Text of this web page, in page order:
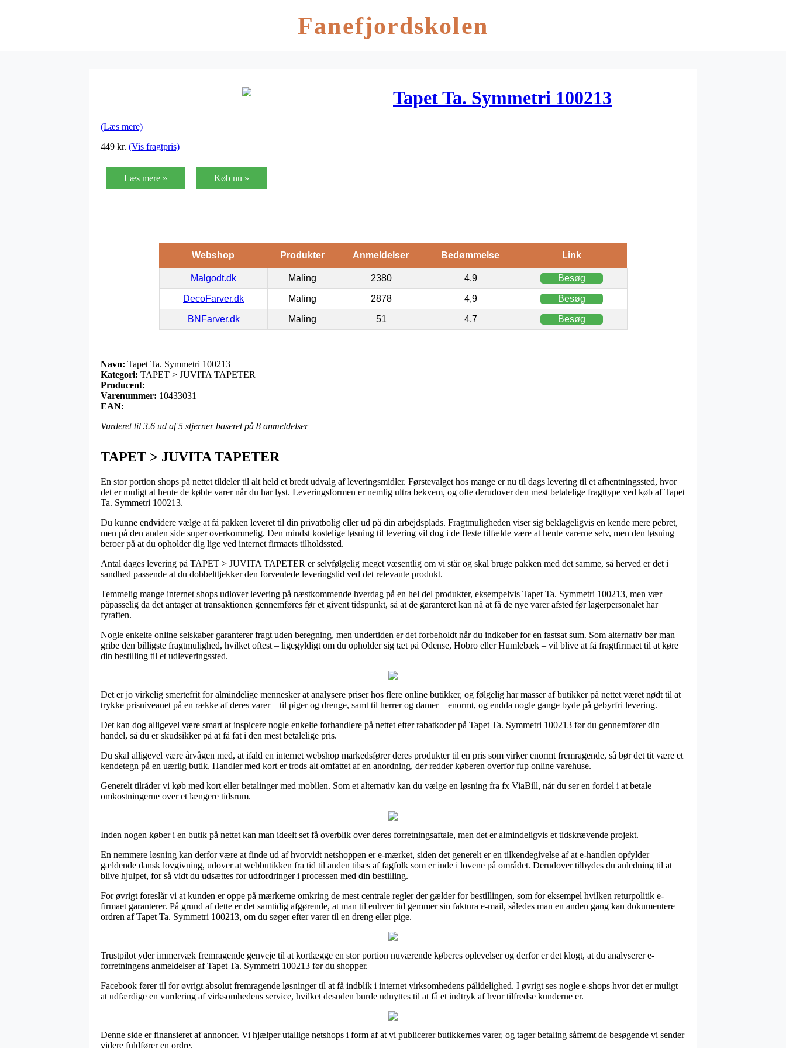
Fanefjordskolen
Tapet Ta. Symmetri 100213
(Læs mere)
449 kr. (Vis fragtpris)
Læs mere » Køb nu »
Webshop Produkter Anmeldelser Bedømmelse Link
Malgodt.dk Maling 2380 4,9 Besøg
DecoFarver.dk Maling 2878 4,9 Besøg
BNFarver.dk Maling 51 4,7 Besøg
Navn: Tapet Ta. Symmetri 100213
Kategori: TAPET > JUVITA TAPETER
Producent:
Varenummer: 10433031
EAN:
Vurderet til 3.6 ud af 5 stjerner baseret på 8 anmeldelser
TAPET > JUVITA TAPETER
En stor portion shops på nettet tildeler til alt held et bredt udvalg af leveringsmidler. Førstevalget hos mange er nu til dags levering til et afhentningssted, hvor
det er muligt at hente de købte varer når du har lyst. Leveringsformen er nemlig ultra bekvem, og ofte derudover den mest betalelige fragttype ved køb af Tapet
Ta. Symmetri 100213.
Du kunne endvidere vælge at få pakken leveret til din privatbolig eller ud på din arbejdsplads. Fragtmuligheden viser sig beklageligvis en kende mere pebret,
men på den anden side super overkommelig. Den mindst kostelige løsning til levering vil dog i de fleste tilfælde være at hente varerne selv, men den løsning
beroer på at du opholder dig lige ved internet firmaets tilholdssted.
Antal dages levering på TAPET > JUVITA TAPETER er selvfølgelig meget væsentlig om vi står og skal bruge pakken med det samme, så herved er det i
sandhed passende at du dobbelttjekker den forventede leveringstid ved det relevante produkt.
Temmelig mange internet shops udlover levering på næstkommende hverdag på en hel del produkter, eksempelvis Tapet Ta. Symmetri 100213, men vær
påpasselig da det antager at transaktionen gennemføres før et givent tidspunkt, så at de garanteret kan nå at få de nye varer afsted før lagerpersonalet har
fyraften.
Nogle enkelte online selskaber garanterer fragt uden beregning, men undertiden er det forbeholdt når du indkøber for en fastsat sum. Som alternativ bør man
gribe den billigste fragtmulighed, hvilket oftest – ligegyldigt om du opholder sig tæt på Odense, Hobro eller Humlebæk – vil blive at få fragtfirmaet til at køre
din bestilling til et udleveringssted.
Det er jo virkelig smertefrit for almindelige mennesker at analysere priser hos flere online butikker, og følgelig har masser af butikker på nettet været nødt til at
trykke prisniveauet på en række af deres varer – til piger og drenge, samt til herrer og damer – enormt, og endda nogle gange byde på gebyrfri levering.
Det kan dog alligevel være smart at inspicere nogle enkelte forhandlere på nettet efter rabatkoder på Tapet Ta. Symmetri 100213 før du gennemfører din
handel, så du er skudsikker på at få fat i den mest betalelige pris.
Du skal alligevel være årvågen med, at ifald en internet webshop markedsfører deres produkter til en pris som virker enormt fremragende, så bør det tit være et
kendetegn på en uærlig butik. Handler med kort er trods alt omfattet af en anordning, der redder køberen overfor fup online varehuse.
Generelt tilråder vi køb med kort eller betalinger med mobilen. Som et alternativ kan du vælge en løsning fra fx ViaBill, når du ser en fordel i at betale
omkostningerne over et længere tidsrum.
Inden nogen køber i en butik på nettet kan man ideelt set få overblik over deres forretningsaftale, men det er almindeligvis et tidskrævende projekt.
En nemmere løsning kan derfor være at finde ud af hvorvidt netshoppen er e-mærket, siden det generelt er en tilkendegivelse af at e-handlen opfylder
gældende dansk lovgivning, udover at webbutikken fra tid til anden tilses af fagfolk som er inde i lovene på området. Derudover tilbydes du anledning til at
blive hjulpet, for så vidt du udsættes for udfordringer i processen med din bestilling.
For øvrigt foreslår vi at kunden er oppe på mærkerne omkring de mest centrale regler der gælder for bestillingen, som for eksempel hvilken returpolitik e-
firmaet garanterer. På grund af dette er det samtidig afgørende, at man til enhver tid gemmer sin faktura e-mail, således man en anden gang kan dokumentere
ordren af Tapet Ta. Symmetri 100213, om du søger efter varer til en dreng eller pige.
Trustpilot yder immervæk fremragende genveje til at kortlægge en stor portion nuværende køberes oplevelser og derfor er det klogt, at du analyserer e-
forretningens anmeldelser af Tapet Ta. Symmetri 100213 før du shopper.
Facebook fører til for øvrigt absolut fremragende løsninger til at få indblik i internet virksomhedens pålidelighed. I øvrigt ses nogle e-shops hvor det er muligt
at udfærdige en vurdering af virksomhedens service, hvilket desuden burde udnyttes til at få et indtryk af hvor tilfredse kunderne er.
Denne side er finansieret af annoncer. Vi hjælper utallige netshops i form af at vi publicerer butikkernes varer, og tager betaling såfremt de besøgende vi sender
videre fuldfører en ordre.